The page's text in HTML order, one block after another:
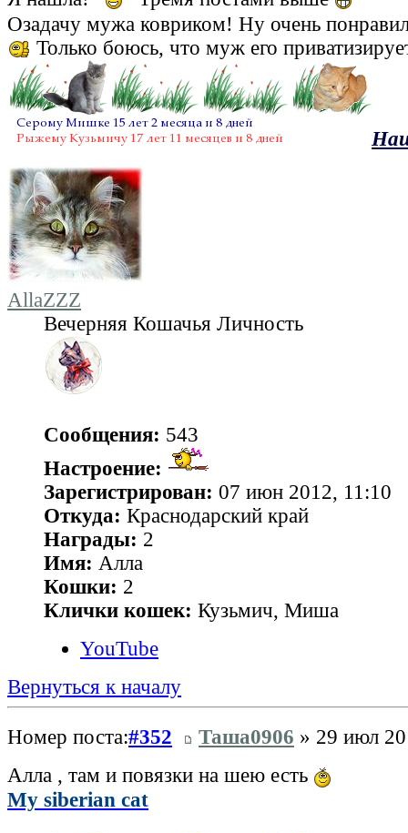
Озадачу мужа ковриком! Ну очень
Только боюсь, что муж его
AllaZZZ
Вечерняя Кошачья Личность
Сообщения: 543
Настроение:
Зарегистрирован: 07 июн 2012, 11:10
Откуда: Краснодарский край
Награды: 2
Имя: Алла
Кошки: 2
Клички кошек: Кузьмич, Миша
YouTube
Вернуться к началу
Номер поста:#352 Таша0906 » 29 июл
Алла , там и повязки на шею есть
My siberian cat